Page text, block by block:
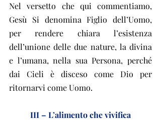
Nel versetto che qui commentiamo,
Gesù Si denomina Figlio dell’Uomo,
per rendere chiara l’esistenza
dell’unione delle due nature, la divina
e l’umana, nella sua Persona, perché
dai Cieli è disceso come Dio per
ritornarvi come Uomo.
III – L’alimento che vivifica